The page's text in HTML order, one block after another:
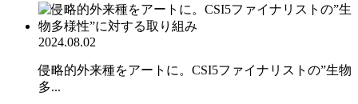
2024.08.02
侵略的外来種をアートに。CSI5ファイナリストの”生物
多...